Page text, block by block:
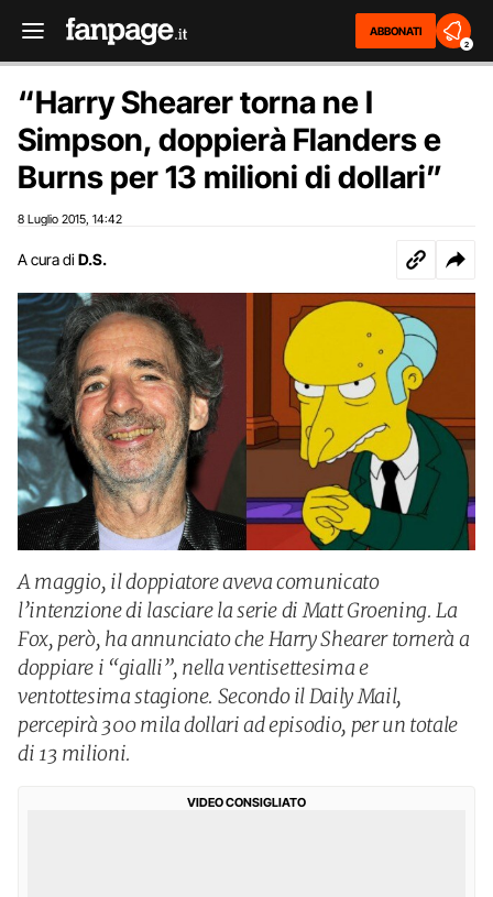
ABBONATI
2
“Harry Shearer torna ne I
Simpson, doppierà Flanders e
Burns per 13 milioni di dollari”
8 Luglio 2015 14:42
A cura di D.S.
A maggio, il doppiatore aveva comunicato
l’intenzione di lasciare la serie di Matt Groening. La
Fox, però, ha annunciato che Harry Shearer tornerà a
doppiare i “gialli”, nella ventisettesima e
ventottesima stagione. Secondo il Daily Mail,
percepirà 300 mila dollari ad episodio, per un totale
di 13 milioni.
VIDEO CONSIGLIATO